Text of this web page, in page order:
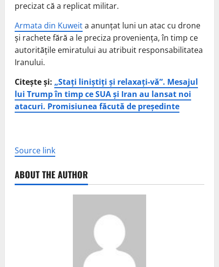
precizat că a replicat militar.
Armata din Kuweita anunţat luni un atac cu drone
şi rachete fără a le preciza provenienţa, în timp ce
autorităţile emiratului au atribuit responsabilitatea
Iranului.
Citește și: „Stați liniștiți și relaxați-vă”. Mesajul
lui Trump în timp ce SUA și Iran au lansat noi
atacuri. Promisiunea făcută de președinte
Source link
ABOUT THE AUTHOR